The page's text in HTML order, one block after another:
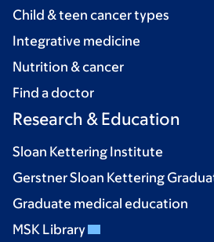
Child & teen cancer types
Integrative medicine
Nutrition & cancer
Find a doctor
Research & Education
Sloan Kettering Institute
Gerstner Sloan Kettering
Graduate medical education
MSK Library